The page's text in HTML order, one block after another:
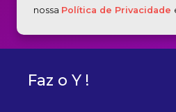
nossa Política de Privacidade
Faz o Y !